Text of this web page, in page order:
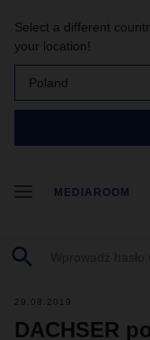
Select a different
your location!
Poland
MEDIAROOM
29.08.2019
DACHSER